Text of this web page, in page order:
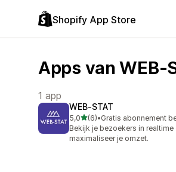
Shopify App Store
Apps van WEB-
1 app
WEB‑STAT
5,0van 5 sterren
(6)
6 recensies in totaal
•
Bekijk je bezoekers in realtime
maximaliseer je omzet.